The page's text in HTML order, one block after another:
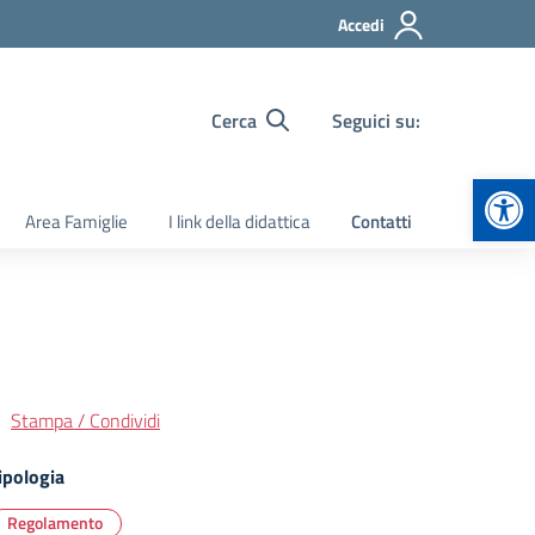
Accedi
Cerca Seguici su:
Area Famiglie I link della didattica Contatti
Stampa / Condividi
Regolamento